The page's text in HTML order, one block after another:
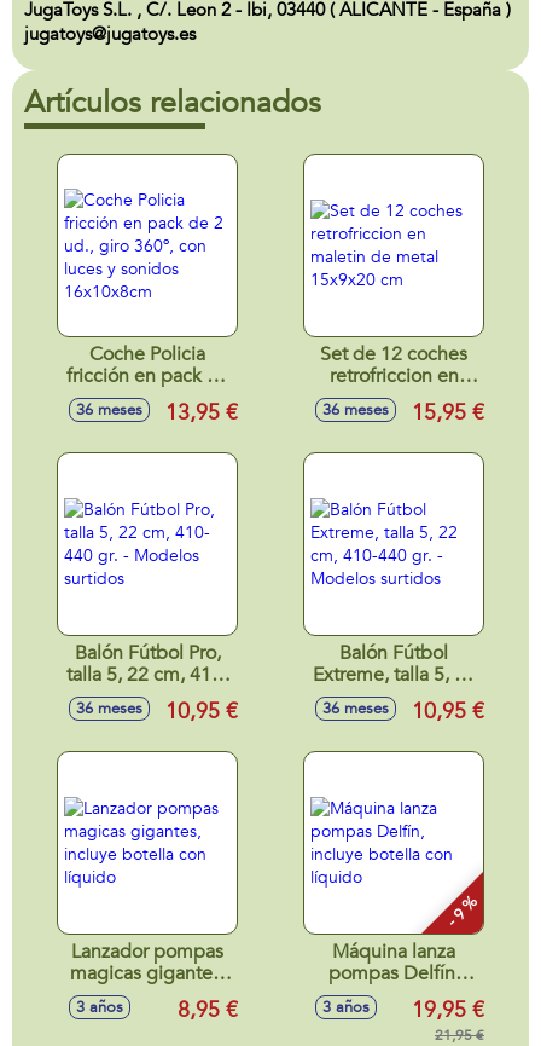
JugaToys S.L. , C/. Leon 2 - Ibi, 03440 ( ALICANTE - España )
jugatoys@jugatoys.es
Artículos relacionados
Coche Policia
fricción en pack de
2 ud., giro 360º,
con luces y sonidos
36 meses 13,95 €
Set de 12 coches
retrofriccion en
maletin de metal
15x9x20 cm
36 meses 15,95 €
Balón Fútbol Pro,
talla 5, 22 cm, 410-
440 gr. - Modelos
surtidos
36 meses 10,95 €
Balón Fútbol
Extreme, talla 5, 22
cm, 410-440 gr. -
Modelos surtidos
36 meses 10,95 €
Lanzador pompas
magicas gigantes,
incluye botella con
líquido
3 años 8,95 €
- 9 %
Máquina lanza
pompas Delfín,
incluye botella con
líquido
3 años 19,95 €
21,95 €